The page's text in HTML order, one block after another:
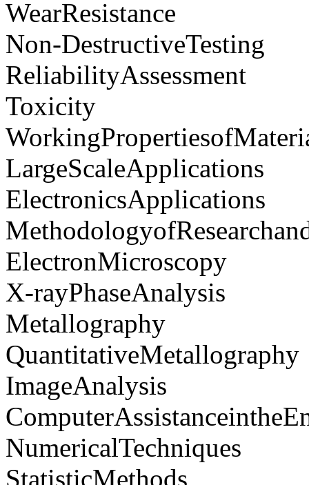
WearResistance
Non-DestructiveTesting
ReliabilityAssessment
Toxicity
LargeScaleApplications
ElectronicsApplications
ElectronMicroscopy
X-rayPhaseAnalysis
Metallography
QuantitativeMetallography
ImageAnalysis
NumericalTechniques
StatisticMethods